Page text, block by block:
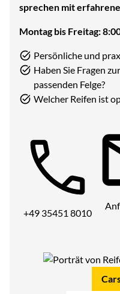
sprechen mit
Montag bis Freitag:
Persönliche und
Haben Sie Fragen
passenden Felge?
Welcher Reifen ist
Telefon:
+49 35451 8010